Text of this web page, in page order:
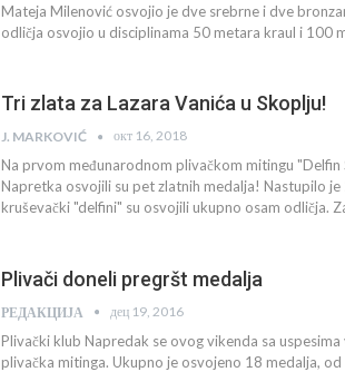
Mateja Milenović osvojio je dve srebrne i dve
odličja osvojio u disciplinama 50 metara kraul i 100
Tri zlata za Lazara Vanića u Skoplju!
J. MARKOVIĆ окт 16, 2018
Na prvom međunarodnom plivačkom mitingu
Napretka osvojili su pet zlatnih medalja! Nastupilo
kruševački "delfini" su osvojili ukupno osam odličja.
Plivači doneli pregršt medalja
РЕДАКЦИЈА дец 19, 2016
Plivački klub Napredak se ovog vikenda sa
plivačka mitinga. Ukupno je osvojeno 18 medalja,